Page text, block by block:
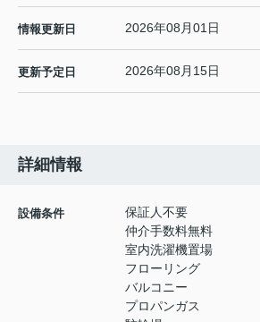
情報更新日 2026年08月01日
更新予定日 2026年08月15日
詳細情報
設備条件
保証人不要
仲介手数料無料
室内洗濯機置場
フローリング
バルコニー
プロパンガス